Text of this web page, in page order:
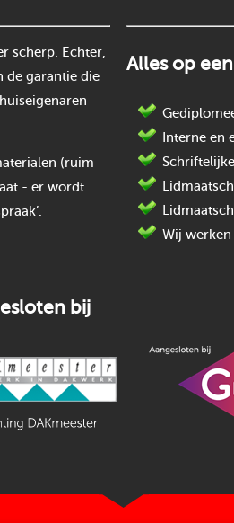
scherp. Echter,
de garantie die
(ruim
- er wordt
Alles op
Interne en
Wij werken
bij